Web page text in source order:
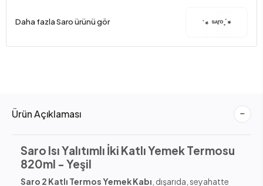
Daha fazla Saro ürünü gör
Ürün Açıklaması
Saro Isı Yalıtımlı İki Katlı Yemek Termosu
820ml - Yeşil
Saro 2 Katlı Termos Yemek Kabı , dışarıda, seyahatte